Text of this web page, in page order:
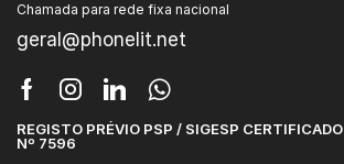
Chamada para rede fixa nacional
geral@phonelit.net
REGISTO PRÉVIO PSP / SIGESP CERTIFICADO
Nº 7596